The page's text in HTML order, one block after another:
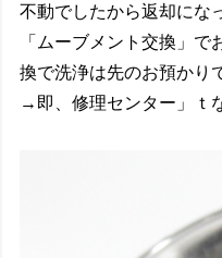
不動でしたから返却にな
「ムーブメント交換」
換で洗浄は先のお預かり
→即、修理センター」ｔ